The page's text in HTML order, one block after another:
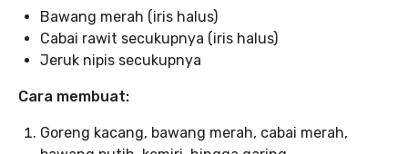
Bawang merah (iris halus)
Cabai rawit secukupnya (iris halus)
Jeruk nipis secukupnya
Cara membuat:
Goreng kacang, bawang merah, cabai merah,